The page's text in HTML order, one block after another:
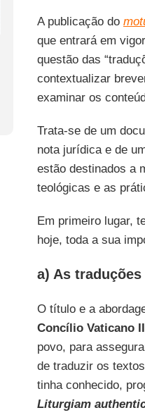
A publicação do
que entrará em
questão das
contextualizar
examinar os
Trata-se de um
nota jurídica e de
estão destinados a
teológicas e as
Em primeiro lugar,
hoje, toda a sua
a) As
O título e a
Concílio Vaticano II
povo, para
de traduzir os
tinha conhecido,
Liturgiam